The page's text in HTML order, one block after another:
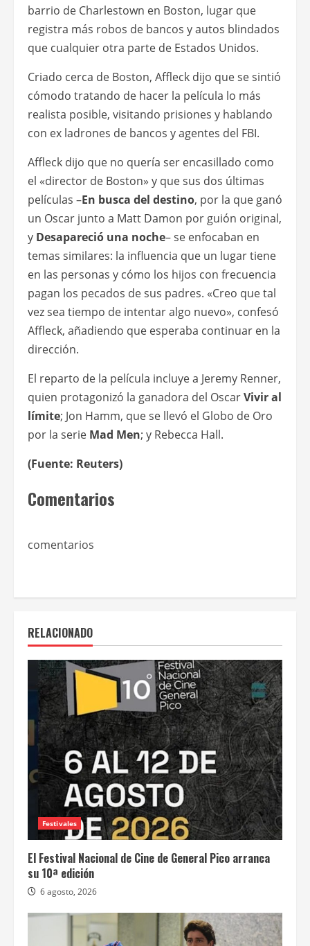
barrio de Charlestown en Boston, lugar que
registra más robos de bancos y autos blindados
que cualquier otra parte de Estados Unidos.
Criado cerca de Boston, Affleck dijo que se sintió
cómodo tratando de hacer la película lo más
realista posible, visitando prisiones y hablando
con ex ladrones de bancos y agentes del FBI.
Affleck dijo que no quería ser encasillado como
el «director de Boston» y que sus dos últimas
películas –En busca del destino, por la que ganó
un Oscar junto a Matt Damon por guión original,
y Desapareció una noche– se enfocaban en
temas similares: la influencia que un lugar tiene
en las personas y cómo los hijos con frecuencia
pagan los pecados de sus padres. «Creo que tal
vez sea tiempo de intentar algo nuevo», confesó
Affleck, añadiendo que esperaba continuar en la
dirección.
El reparto de la película incluye a Jeremy Renner,
quien protagonizó la ganadora del OscarVivir al
límite; Jon Hamm, que se llevó el Globo de Oro
por la serie Mad Men; y Rebecca Hall.
(Fuente: Reuters)
Comentarios
comentarios
RELACIONADO
Festivales
El Festival Nacional de Cine de General Pico arranca
su 10ª edición
6 agosto, 2026